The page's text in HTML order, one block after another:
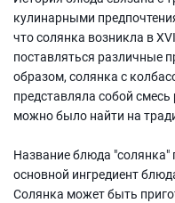
кулинарными
что солянка возникла в
поставляться различные
образом, солянка с
представляла собой
можно было найти на
Название блюда "солянка"
основной ингредиент
Солянка может быть